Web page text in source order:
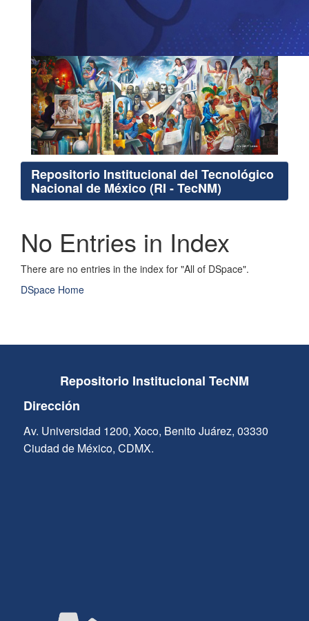
Repositorio Institucional del Tecnológico
Nacional de México (RI - TecNM)
No Entries in Index
There are no entries in the index for "All of DSpace".
DSpace Home
Repositorio Institucional TecNM
Dirección
Av. Universidad 1200, Xoco, Benito Juárez, 03330
Ciudad de México, CDMX.